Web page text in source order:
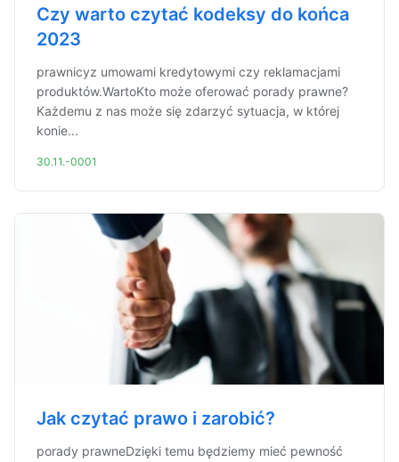
Czy warto czytać kodeksy do końca
2023
prawnicyz umowami kredytowymi czy reklamacjami
produktów.WartoKto może oferować porady prawne?
Każdemu z nas może się zdarzyć sytuacja, w której
konie...
30.11.-0001
Jak czytać prawo i zarobić?
porady prawneDzięki temu będziemy mieć pewność